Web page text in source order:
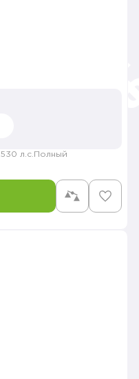
530 л.с. Полный